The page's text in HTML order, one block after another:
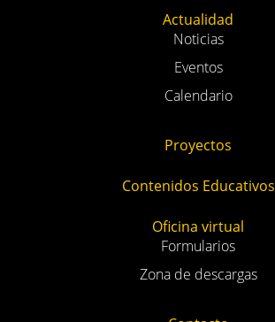
Actualidad
Noticias
Eventos
Calendario
Proyectos
Contenidos Educativos
Oficina virtual
Formularios
Zona de descargas